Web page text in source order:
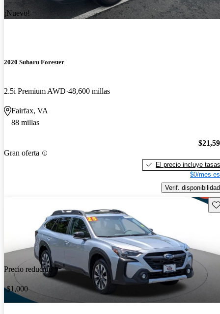
¡Nuevo!
2020 Subaru Forester
2.5i Premium AWD 48,600 millas
Fairfax, VA
88 millas
Gran oferta
El precio incluye tasas
$0/mes
Verif. disponibilidad
Precio reducido
-$1,000